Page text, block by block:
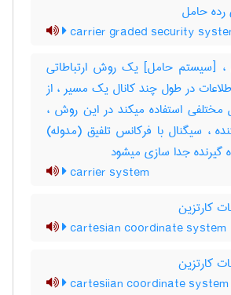
رده حامل
carrier graded security
[سیستم حامل] یک روش ارتباطاتی
در طول چند کانال یک مسیر ، از
مختلفی استفاده میکند در این روش ،
، سیگنال با فرکانس تلفیق (مدوله)
گیرنده جدا سازی میشود
carrier system
کارتزین
cartesian coordinate system
کارتزین
cartesiian coordinate system